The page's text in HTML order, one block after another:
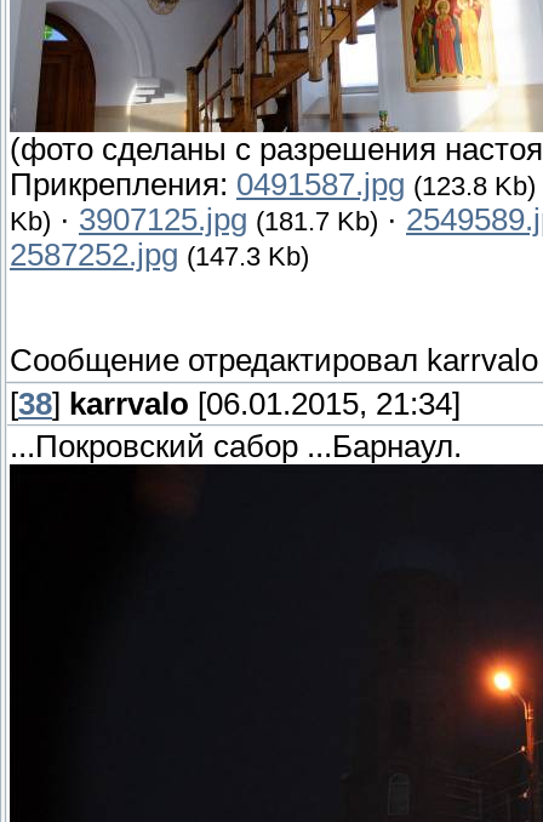
(фото сделаны с разрешения
Прикрепления: 0491587.jpg (123.8 Kb)
Kb) · 3907125.jpg (181.7 Kb) ·
2587252.jpg (147.3 Kb)
Сообщение отредактировал karrvalo
[38] karrvalo [06.01.2015, 21:34]
...Покровский сабор ...Барнаул.